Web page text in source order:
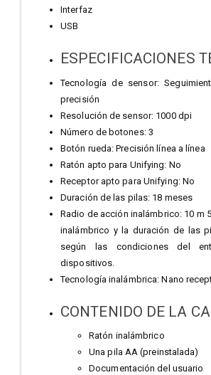
Interfaz
USB
ESPECIFICACIONES
Tecnología de sensor:
precisión
Resolución de sensor: 1000 dpi
Número de botones: 3
Botón rueda: Precisión línea a línea
Ratón apto para Unifying: No
Receptor apto para Unifying: No
Duración de las pilas: 18 meses
Radio de acción inalámbrico: 10 m
inalámbrico y la duración de las
según las condiciones del
dispositivos.
Tecnología inalámbrica: Nano
CONTENIDO DE LA
Ratón inalámbrico
Una pila AA (preinstalada)
Documentación del usuario